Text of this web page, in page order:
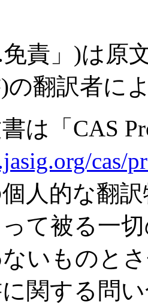
責」)は原
の翻訳者に
は「CAS
cas/
個人的な翻
て被る一
いものと
関する問